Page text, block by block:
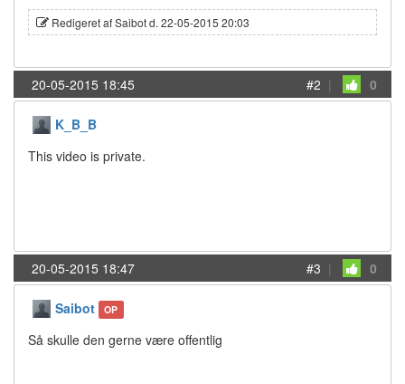
Redigeret af Saibot d. 22-05-2015 20:03
20-05-2015 18:45 #2 | 0
K_B_B
This video is private.
20-05-2015 18:47 #3 | 0
Saibot OP
Så skulle den gerne være offentlig